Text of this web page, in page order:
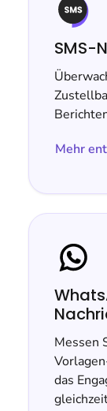
SMS-
Mehr
Messen
das